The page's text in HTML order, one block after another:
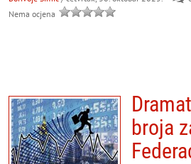
Nema ocjena
broja